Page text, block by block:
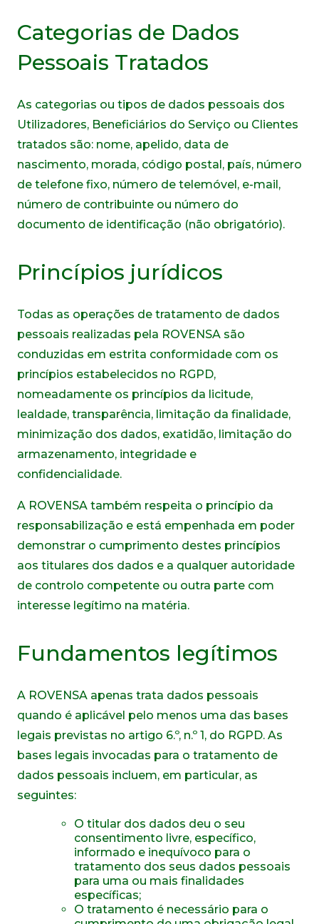
Categorias de Dados
Pessoais Tratados
As categorias ou tipos de dados pessoais dos
Utilizadores, Beneficiários do Serviço ou Clientes
tratados são: nome, apelido, data de
nascimento, morada, código postal, país, número
de telefone fixo, número de telemóvel, e-mail,
número de contribuinte ou número do
documento de identificação (não obrigatório).
Princípios jurídicos
Todas as operações de tratamento de dados
pessoais realizadas pela ROVENSA são
conduzidas em estrita conformidade com os
princípios estabelecidos no RGPD,
nomeadamente os princípios da licitude,
lealdade, transparência, limitação da finalidade,
minimização dos dados, exatidão, limitação do
armazenamento, integridade e
confidencialidade.
A ROVENSA também respeita o princípio da
responsabilização e está empenhada em poder
demonstrar o cumprimento destes princípios
aos titulares dos dados e a qualquer autoridade
de controlo competente ou outra parte com
interesse legítimo na matéria.
Fundamentos legítimos
A ROVENSA apenas trata dados pessoais
quando é aplicável pelo menos uma das bases
legais previstas no artigo 6.º, n.º 1, do RGPD. As
bases legais invocadas para o tratamento de
dados pessoais incluem, em particular, as
seguintes:
O titular dos dados deu o seu
consentimento livre, específico,
informado e inequívoco para o
tratamento dos seus dados pessoais
para uma ou mais finalidades
específicas;
O tratamento é necessário para o